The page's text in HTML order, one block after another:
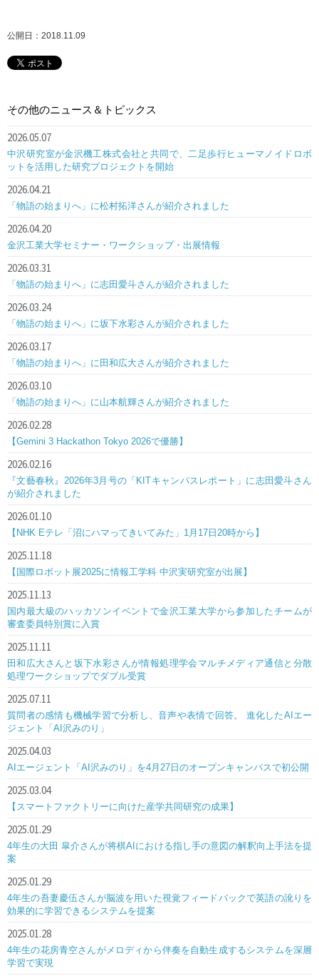
公開日：2018.11.09
その他のニュース＆トピックス
2026.05.07
中沢研究室が金沢機工株式会社と共同で、二足歩行ヒューマノイドロボ
ットを活用した研究プロジェクトを開始
2026.04.21
「物語の始まりへ」に松村拓洋さんが紹介されました
2026.04.20
金沢工業大学セミナー・ワークショップ・出展情報
2026.03.31
「物語の始まりへ」に志田愛斗さんが紹介されました
2026.03.24
「物語の始まりへ」に坂下水彩さんが紹介されました
2026.03.17
「物語の始まりへ」に田和広大さんが紹介されました
2026.03.10
「物語の始まりへ」に山本航輝さんが紹介されました
2026.02.28
【Gemini 3 Hackathon Tokyo 2026で優勝】
2026.02.16
『文藝春秋』2026年3月号の「KITキャンパスレポート」に志田愛斗さん
が紹介されました
2026.01.10
【NHK Eテレ「沼にハマってきいてみた」1月17日20時から】
2025.11.18
【国際ロボット展2025に情報工学科 中沢実研究室が出展】
2025.11.13
国内最大級のハッカソンイベントで金沢工業大学から参加したチームが
審査委員特別賞に入賞
2025.11.11
田和広大さんと坂下水彩さんが情報処理学会マルチメディア通信と分散
処理ワークショップでダブル受賞
2025.07.11
質問者の感情も機械学習で分析し、音声や表情で回答。 進化したAIエー
ジェント「AI沢みのり」
2025.04.03
AIエージェント「AI沢みのり」を4月27日のオープンキャンパスで初公開
2025.03.04
【スマートファクトリーに向けた産学共同研究の成果】
2025.01.29
4年生の大田 皐介さんが将棋AIにおける指し手の意図の解釈向上手法を提
案
2025.01.29
4年生の吾妻慶伍さんが脳波を用いた視覚フィードバックで英語の訛りを
効果的に学習できるシステムを提案
2025.01.28
4年生の花房青空さんがメロディから伴奏を自動生成するシステムを深層
学習で実現